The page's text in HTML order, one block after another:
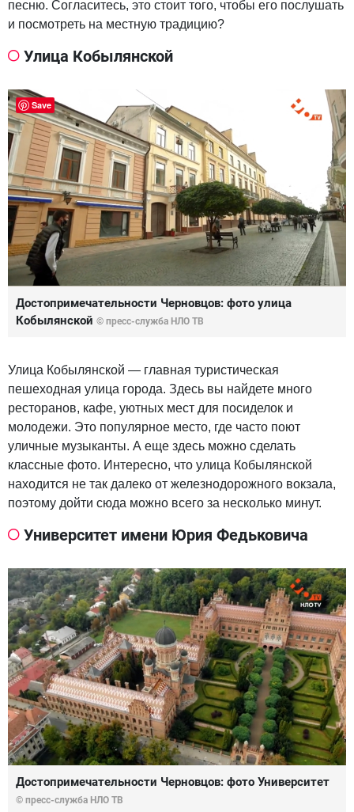
песню. Согласитесь, это стоит того, чтобы его послушать
и посмотреть на местную традицию?
Улица Кобылянской
Достопримечательности Черновцов: фото улица
Кобылянской © пресс-служба НЛО ТВ
Улица Кобылянской — главная туристическая
пешеходная улица города. Здесь вы найдете много
ресторанов, кафе, уютных мест для посиделок и
молодежи. Это популярное место, где часто поют
уличные музыканты. А еще здесь можно сделать
классные фото. Интересно, что улица Кобылянской
находится не так далеко от железнодорожного вокзала,
поэтому дойти сюда можно всего за несколько минут.
Университет имени Юрия Федьковича
Достопримечательности Черновцов: фото Университет
© пресс-служба НЛО ТВ
Save